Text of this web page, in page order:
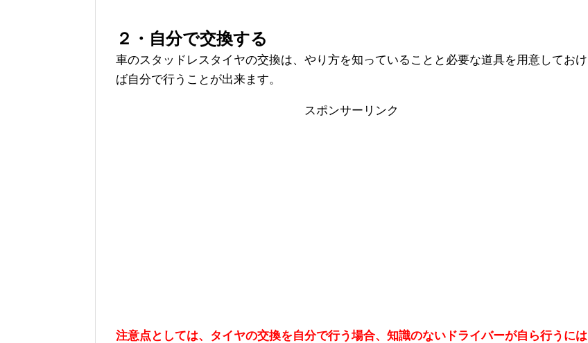
２・自分で交換する
車のスタッドレスタイヤの交換は、やり方を知っていることと必要な道具を用意しておけ
ば自分で行うことが出来ます。
スポンサーリンク
注意点としては、タイヤの交換を自分で行う場合、知識のないドライバーが自ら行うには